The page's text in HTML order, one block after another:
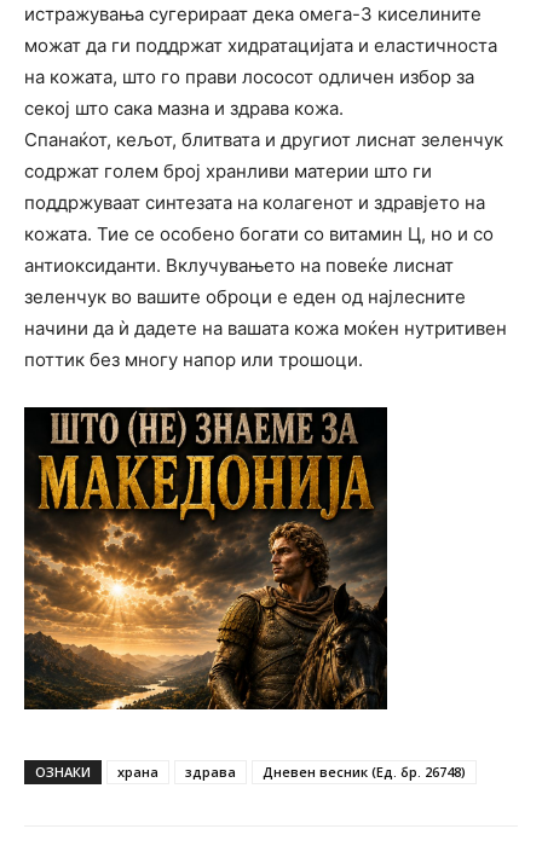
истражувања сугерираат дека омега-3 киселините
можат да ги поддржат хидратацијата и еластичноста
на кожата, што го прави лососот одличен избор за
секој што сака мазна и здрава кожа.
Спанаќот, кељот, блитвата и другиот лиснат зеленчук
содржат голем број хранливи материи што ги
поддржуваат синтезата на колагенот и здравјето на
кожата. Тие се особено богати со витамин Ц, но и со
антиоксиданти. Вклучувањето на повеќе лиснат
зеленчук во вашите оброци е еден од најлесните
начини да ѝ дадете на вашата кожа моќен нутритивен
поттик без многу напор или трошоци.
ОЗНАКИ храна здрава Дневен весник (Ед. бр. 26748)